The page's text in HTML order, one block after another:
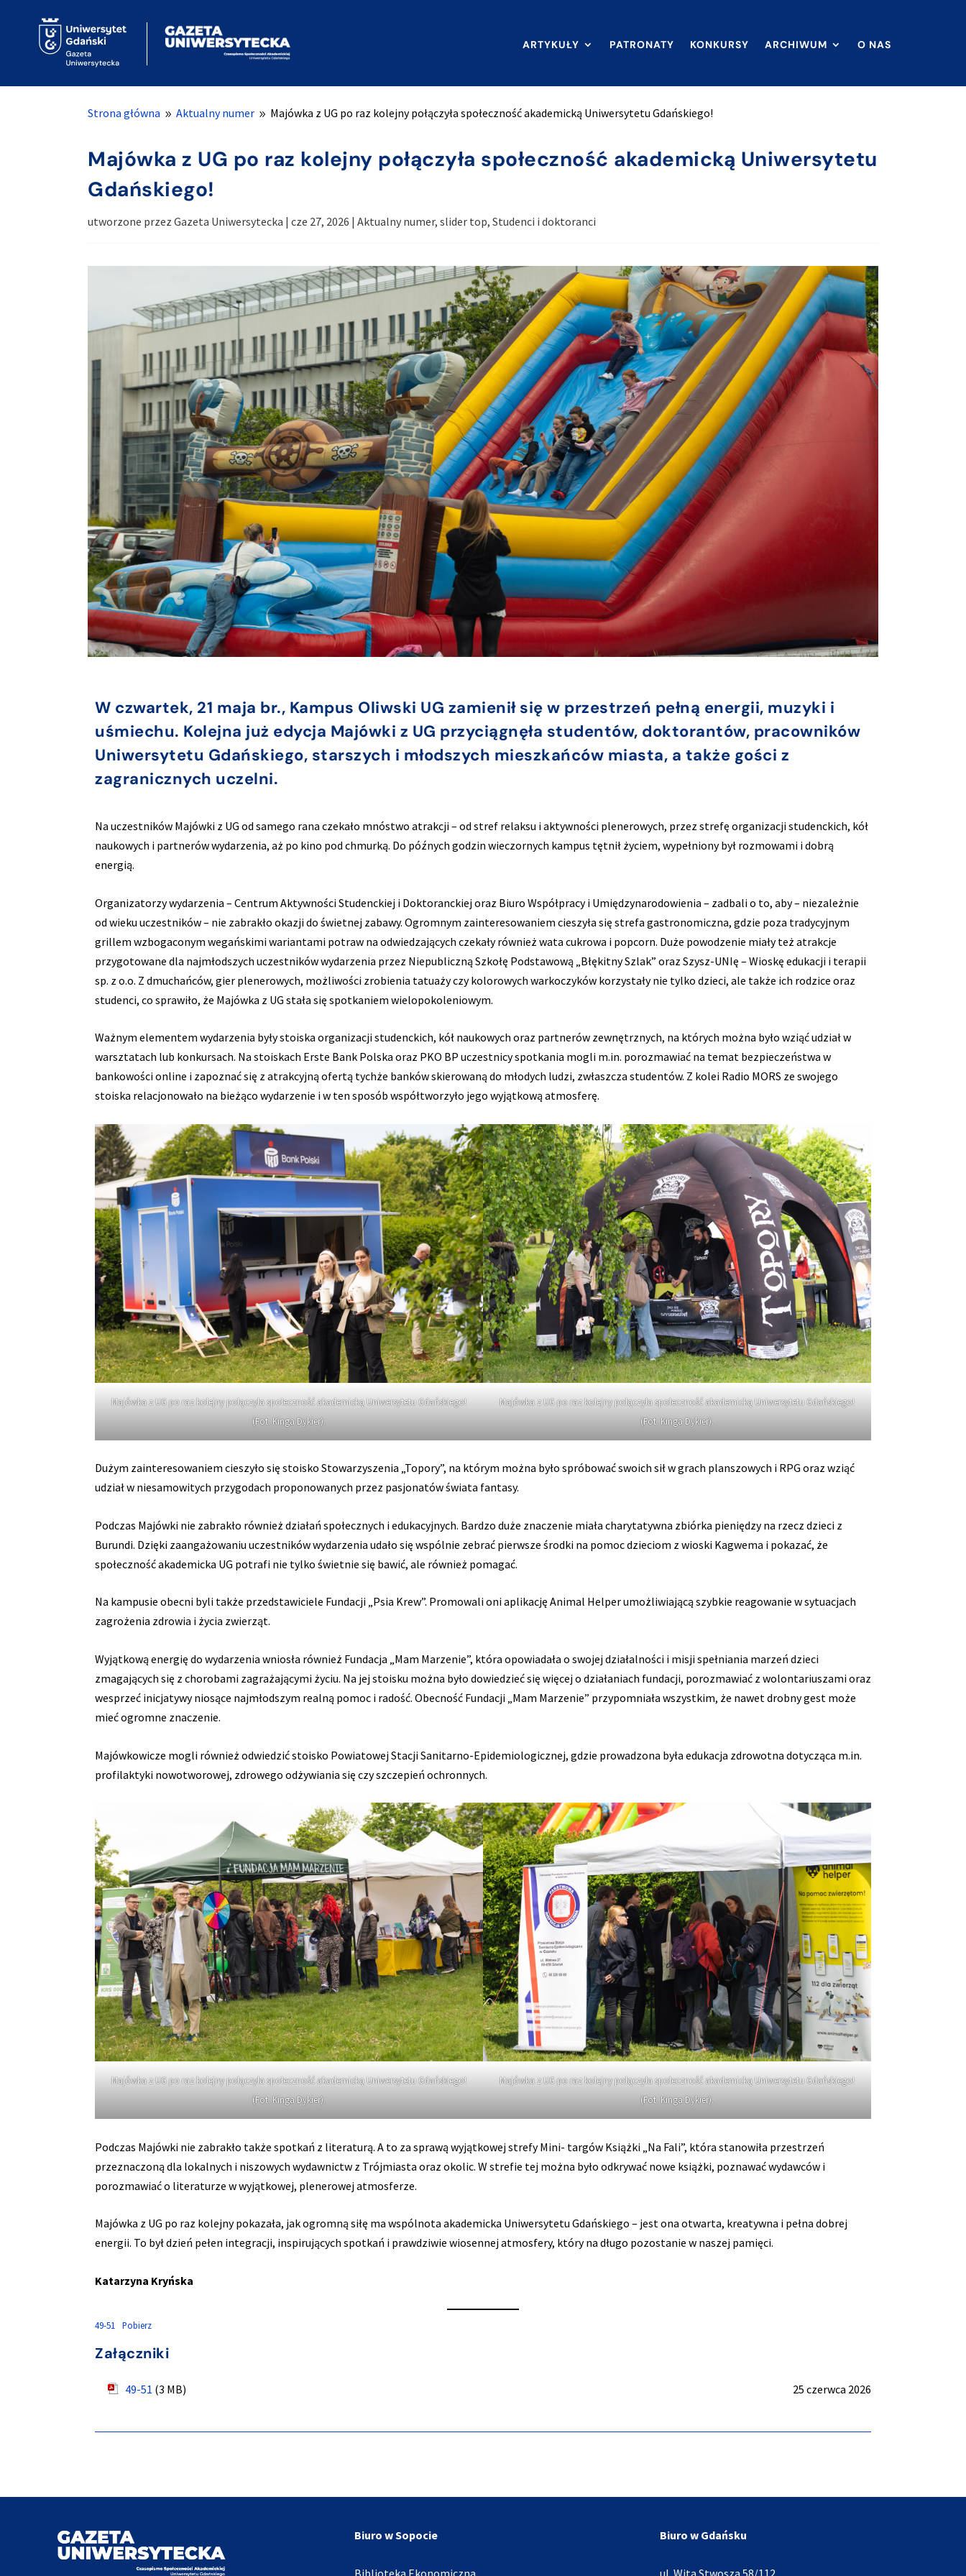
ARTYKUŁY PATRONATY KONKURSY ARCHIWUM O NAS
Strona główna 9 Aktualny numer 9 Majówka z UG po raz kolejny połączyła społeczność akademicką Uniwersytetu Gdańskiego!
Majówka z UG po raz kolejny połączyła społeczność akademicką Uniwersytetu
Gdańskiego!
utworzone przez Gazeta Uniwersytecka | cze 27, 2026 | Aktualny numer, slider top, Studenci i doktoranci
W czwartek, 21 maja br., Kampus Oliwski UG zamienił się w przestrzeń pełną energii, muzyki i
uśmiechu. Kolejna już edycja Majówki z UG przyciągnęła studentów, doktorantów, pracowników
Uniwersytetu Gdańskiego, starszych i młodszych mieszkańców miasta, a także gości z
zagranicznych uczelni.
Na uczestników Majówki z UG od samego rana czekało mnóstwo atrakcji – od stref relaksu i aktywności plenerowych, przez strefę organizacji studenckich, kół
naukowych i partnerów wydarzenia, aż po kino pod chmurką. Do późnych godzin wieczornych kampus tętnił życiem, wypełniony był rozmowami i dobrą
energią.
Organizatorzy wydarzenia – Centrum Aktywności Studenckiej i Doktoranckiej oraz Biuro Współpracy i Umiędzynarodowienia – zadbali o to, aby – niezależnie
od wieku uczestników – nie zabrakło okazji do świetnej zabawy. Ogromnym zainteresowaniem cieszyła się strefa gastronomiczna, gdzie poza tradycyjnym
grillem wzbogaconym wegańskimi wariantami potraw na odwiedzających czekały również wata cukrowa i popcorn. Duże powodzenie miały też atrakcje
przygotowane dla najmłodszych uczestników wydarzenia przez Niepubliczną Szkołę Podstawową „Błękitny Szlak” oraz Szysz-UNIę – Wioskę edukacji i terapii
sp. z o.o. Z dmuchańców, gier plenerowych, możliwości zrobienia tatuaży czy kolorowych warkoczyków korzystały nie tylko dzieci, ale także ich rodzice oraz
studenci, co sprawiło, że Majówka z UG stała się spotkaniem wielopokoleniowym.
Ważnym elementem wydarzenia były stoiska organizacji studenckich, kół naukowych oraz partnerów zewnętrznych, na których można było wziąć udział w
warsztatach lub konkursach. Na stoiskach Erste Bank Polska oraz PKO BP uczestnicy spotkania mogli m.in. porozmawiać na temat bezpieczeństwa w
bankowości online i zapoznać się z atrakcyjną ofertą tychże banków skierowaną do młodych ludzi, zwłaszcza studentów. Z kolei Radio MORS ze swojego
stoiska relacjonowało na bieżąco wydarzenie i w ten sposób współtworzyło jego wyjątkową atmosferę.
Majówka z UG po raz kolejny połączyła społeczność akademicką Uniwersytetu Gdańskiego!
(Fot. Kinga Dykier).
Majówka z UG po raz kolejny połączyła społeczność akademicką Uniwersytetu Gdańskiego!
(Fot. Kinga Dykier).
Dużym zainteresowaniem cieszyło się stoisko Stowarzyszenia „Topory”, na którym można było spróbować swoich sił w grach planszowych i RPG oraz wziąć
udział w niesamowitych przygodach proponowanych przez pasjonatów świata fantasy.
Podczas Majówki nie zabrakło również działań społecznych i edukacyjnych. Bardzo duże znaczenie miała charytatywna zbiórka pieniędzy na rzecz dzieci z
Burundi. Dzięki zaangażowaniu uczestników wydarzenia udało się wspólnie zebrać pierwsze środki na pomoc dzieciom z wioski Kagwema i pokazać, że
społeczność akademicka UG potrafi nie tylko świetnie się bawić, ale również pomagać.
Na kampusie obecni byli także przedstawiciele Fundacji „Psia Krew”. Promowali oni aplikację Animal Helper umożliwiającą szybkie reagowanie w sytuacjach
zagrożenia zdrowia i życia zwierząt.
Wyjątkową energię do wydarzenia wniosła również Fundacja „Mam Marzenie”, która opowiadała o swojej działalności i misji spełniania marzeń dzieci
zmagających się z chorobami zagrażającymi życiu. Na jej stoisku można było dowiedzieć się więcej o działaniach fundacji, porozmawiać z wolontariuszami oraz
wesprzeć inicjatywy niosące najmłodszym realną pomoc i radość. Obecność Fundacji „Mam Marzenie” przypomniała wszystkim, że nawet drobny gest może
mieć ogromne znaczenie.
Majówkowicze mogli również odwiedzić stoisko Powiatowej Stacji Sanitarno-Epidemiologicznej, gdzie prowadzona była edukacja zdrowotna dotycząca m.in.
profilaktyki nowotworowej, zdrowego odżywiania się czy szczepień ochronnych.
Majówka z UG po raz kolejny połączyła społeczność akademicką Uniwersytetu Gdańskiego!
(Fot. Kinga Dykier).
Majówka z UG po raz kolejny połączyła społeczność akademicką Uniwersytetu Gdańskiego!
(Fot. Kinga Dykier).
Podczas Majówki nie zabrakło także spotkań z literaturą. A to za sprawą wyjątkowej strefy Mini- targów Książki „Na Fali”, która stanowiła przestrzeń
przeznaczoną dla lokalnych i niszowych wydawnictw z Trójmiasta oraz okolic. W strefie tej można było odkrywać nowe książki, poznawać wydawców i
porozmawiać o literaturze w wyjątkowej, plenerowej atmosferze.
Majówka z UG po raz kolejny pokazała, jak ogromną siłę ma wspólnota akademicka Uniwersytetu Gdańskiego – jest ona otwarta, kreatywna i pełna dobrej
energii. To był dzień pełen integracji, inspirujących spotkań i prawdziwie wiosennej atmosfery, który na długo pozostanie w naszej pamięci.
Katarzyna Kryńska
49-51 Pobierz
Załączniki
49-51 (3 MB) 25 czerwca 2026
Biuro w Sopocie
Biblioteka Ekonomiczna,
Biuro w Gdańsku
ul. Wita Stwosza 58/112